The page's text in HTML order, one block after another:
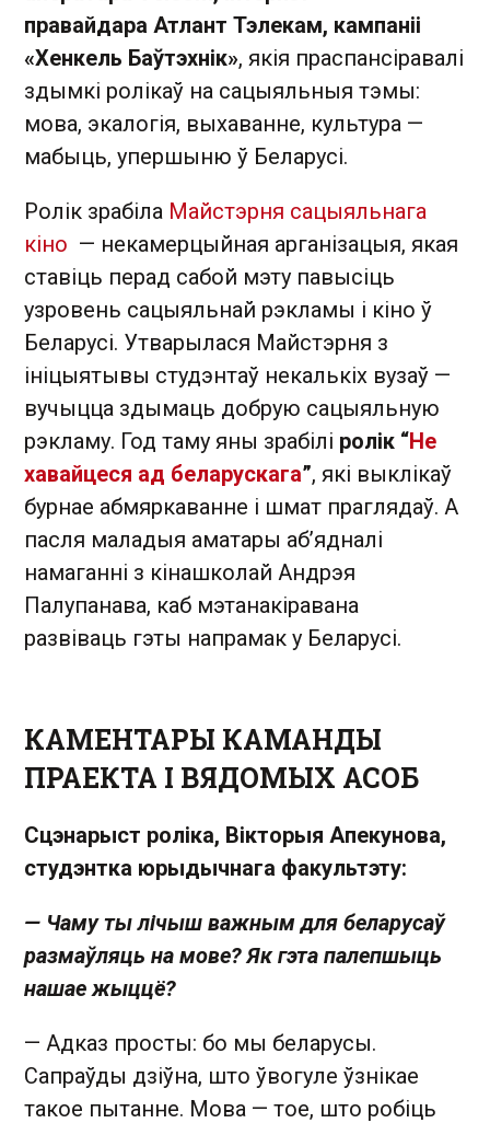
правайдара Атлант Тэлекам, кaмпаніі
«Хенкель Баўтэхнік», якія праспансіравалі
здымкі ролікаў на сацыяльныя тэмы:
мова, экалогія, выхаванне, культура —
мабыць, упершыню ў Беларусі.
Ролік зрабіла Майстэрня сацыяльнага
кіно — некамерцыйная арганізацыя, якая
ставіць перад сабой мэту павысіць
узровень сацыяльнай рэкламы і кіно ў
Беларусі. Утварылася Майстэрня з
ініцыятывы студэнтаў некалькіх вузаў —
вучыцца здымаць добрую сацыяльную
рэкламу. Год таму яны зрабілі ролік “Не
хавайцеся ад беларускага”, які выклікаў
бурнае абмяркаванне і шмат праглядаў. А
пасля маладыя аматары аб’ядналі
намаганні з кінашколай Андрэя
Палупанава, каб мэтанакіравана
развіваць гэты напрамак у Беларусі.
КАМЕНТАРЫ КАМАНДЫ
ПРАЕКТА І ВЯДОМЫХ АСОБ
Сцэнарыст роліка, Вікторыя Апекунова,
студэнтка юрыдычнага факультэту:
— Чаму ты лічыш важным для беларусаў
размаўляць на мове? Як гэта палепшыць
нашае жыццё?
— Адказ просты: бо мы беларусы.
Cапраўды дзіўна, што ўвогуле ўзнікае
такое пытанне. Мова — тое, што робіць